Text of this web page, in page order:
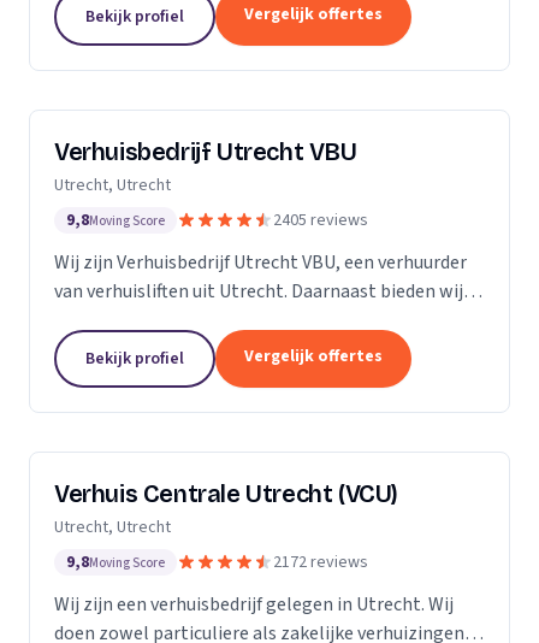
Bekijk profiel Vergelijk offertes
Verhuisbedrijf Utrecht VBU
Utrecht, Utrecht
9,8Moving Score 2405 reviews
Wij zijn Verhuisbedrijf Utrecht VBU, een verhuurder
van verhuisliften uit Utrecht. Daarnaast bieden wij
Bekijk profiel Vergelijk offertes
Verhuis Centrale Utrecht (VCU)
Utrecht, Utrecht
9,8Moving Score 2172 reviews
Wij zijn een verhuisbedrijf gelegen in Utrecht. Wij
doen zowel particuliere als zakelijke verhuizingen.